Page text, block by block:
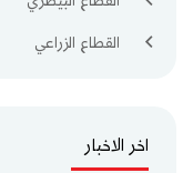
القطاع الزراعي
اخر الاخبار